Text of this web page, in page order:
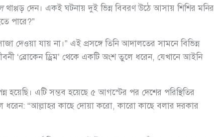
থাপ্পড় দেন। একই ঘটনায় দুই ভিন্ন বিবরণ উঠে আসায় শিশির মনির
পারে?”
যায় না।” এই প্রসঙ্গে তিনি আদালতের সামনে বিভিন্ন
‘ব্রোকেন ড্রিম’ থেকে একটি অংশ তুলে ধরেন, যেখানে আইনি
এটি সম্ভব হয়েছে ৫ আগস্টের পর দেশের পরিস্থিতির
“আল্লাহর কাছে দোয়া করো, কারো কাছে বলার দরকার